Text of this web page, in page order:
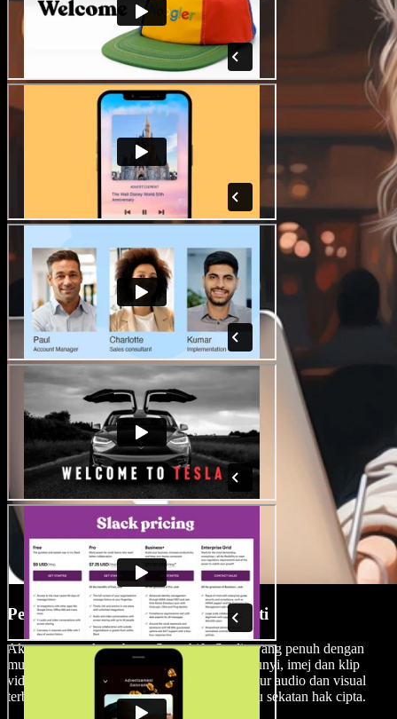
Perpustakaan Media Tanpa Royalti
Akses perpustakaan besar Speechify Studio yang penuh dengan
muzik tanpa royalti berkualiti tinggi, kesan bunyi, imej dan klip
video, memastikan karya anda disertakan unsur audio dan visual
terbaik tanpa perlu risau tentang tanda air atau sekatan hak cipta.